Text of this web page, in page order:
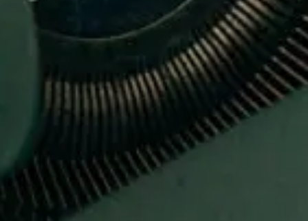
Diversifier ses activités
Missions packagées
L’équipe
Notre histoire
Nos valeurs
Les partenariats